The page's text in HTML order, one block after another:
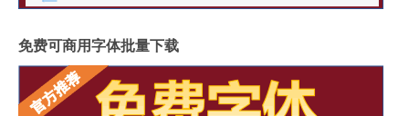
免费可商用字体批量下载